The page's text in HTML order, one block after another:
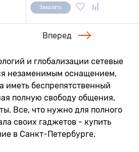
Заказать
Вперед
и глобализации сетевые
незаменимым оснащением,
иметь беспрепятственный
полную свободу общения,
Все, что нужно для полного
своих гаджетов - купить
в Санкт-Петербурге.